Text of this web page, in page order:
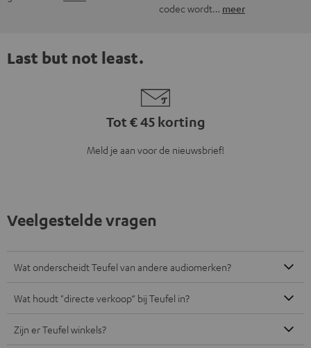
codec wordt… meer
Last but not least.
Tot € 45 korting
Meld je aan voor de nieuwsbrief!
Veelgestelde vragen
Wat onderscheidt Teufel van andere audiomerken?
Wat houdt "directe verkoop“ bij Teufel in?
Zijn er Teufel winkels?